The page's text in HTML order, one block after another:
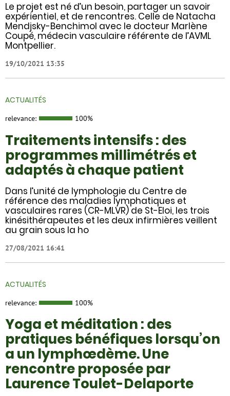
Le projet est né d’un besoin, partager un savoir
expérientiel, et de rencontres. Celle de Natacha
Mendjsky-Benchimol avec le docteur Marlène
Coupé, médecin vasculaire référente de l’AVML
Montpellier.
19/10/2021 13:35
ACTUALITÉS
relevance: 100%
Traitements intensifs : des
programmes millimétrés et
adaptés à chaque patient
Dans l’unité de lymphologie du Centre de
référence des maladies lymphatiques et
vasculaires rares (CR-MLVR) de St-Eloi, les trois
kinésithérapeutes et les deux infirmières veillent
au grain sous la ho
27/08/2021 16:41
ACTUALITÉS
relevance: 100%
Yoga et méditation : des
pratiques bénéfiques lorsqu’on
a un lymphœdème. Une
rencontre proposée par
Laurence Toulet-Delaporte